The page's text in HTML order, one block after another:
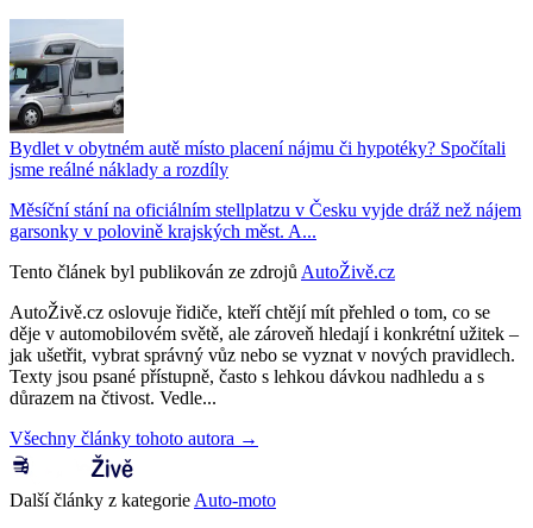
Bydlet v obytném autě místo placení nájmu či hypotéky? Spočítali
jsme reálné náklady a rozdíly
Měsíční stání na oficiálním stellplatzu v Česku vyjde dráž než nájem
garsonky v polovině krajských měst. A...
Tento článek byl publikován ze zdrojů AutoŽivě.cz
AutoŽivě.cz oslovuje řidiče, kteří chtějí mít přehled o tom, co se
děje v automobilovém světě, ale zároveň hledají i konkrétní užitek –
jak ušetřit, vybrat správný vůz nebo se vyznat v nových pravidlech.
Texty jsou psané přístupně, často s lehkou dávkou nadhledu a s
důrazem na čtivost. Vedle...
Všechny články tohoto autora →
Další články z kategorie Auto-moto